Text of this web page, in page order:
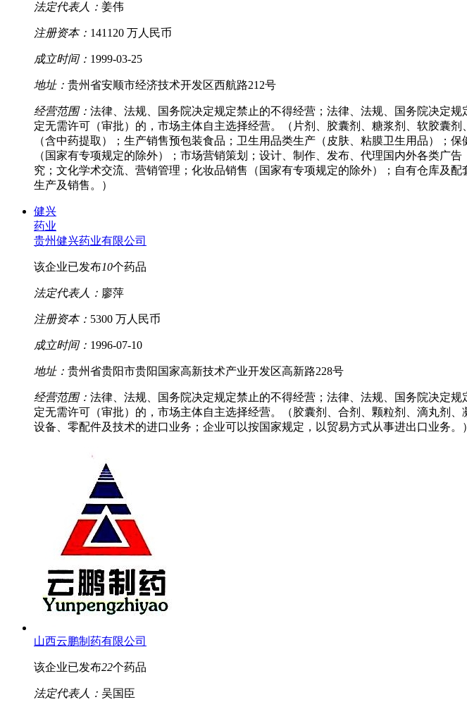
法定代表人： 姜伟
注册资本： 141120 万人民币
成立时间： 1999-03-25
地址： 贵州省安顺市经济技术开发区西航路212号
经营范围： 法律、法规、国务院决定规定禁止的不得经营；法律、法规、国务院决定
定无需许可（审批）的，市场主体自主选择经营。（片剂、胶囊剂、糖浆剂、软胶囊
（含中药提取）；生产销售预包装食品；卫生用品类生产（皮肤、粘膜卫生用品）；
（国家有专项规定的除外）；市场营销策划；设计、制作、发布、代理国内外各类广
究；文化学术交流、营销管理；化妆品销售（国家有专项规定的除外）；自有仓库及
生产及销售。）
健兴
药业
贵州健兴药业有限公司
该企业已发布10个药品
法定代表人： 廖萍
注册资本： 5300 万人民币
成立时间： 1996-07-10
地址： 贵州省贵阳市贵阳国家高新技术产业开发区高新路228号
经营范围： 法律、法规、国务院决定规定禁止的不得经营；法律、法规、国务院决定
定无需许可（审批）的，市场主体自主选择经营。（胶囊剂、合剂、颗粒剂、滴丸剂
设备、零配件及技术的进口业务；企业可以按国家规定，以贸易方式从事进出口业务。）
山西云鹏制药有限公司
该企业已发布22个药品
法定代表人： 吴国臣